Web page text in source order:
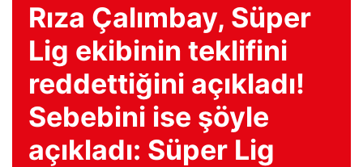
Rıza Çalımbay, Süper
Lig ekibinin teklifini
reddettiğini açıkladı!
Sebebini ise şöyle
açıkladı: Süper Lig